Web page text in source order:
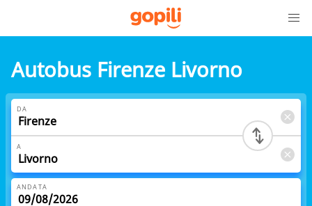
Autobus Firenze Livorno
DA
A
ANDATA